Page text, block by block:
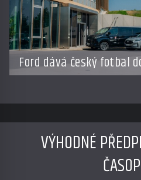
Ford dává český fotbal
novým partnerem FAČR
VÝHODNÉ